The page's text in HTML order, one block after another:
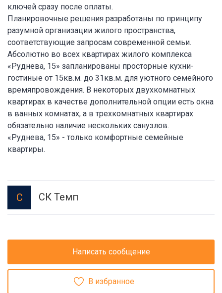
ключей сразу после оплаты.
Планировочные решения разработаны по принципу
разумной организации жилого пространства,
соответствующие запросам современной семьи.
Абсолютно во всех квартирах жилого комплекса
«Руднева, 15» запланированы просторные кухни-
гостиные от 15кв.м. до 31кв.м. для уютного семейного
времяпровождения. В некоторых двухкомнатных
квартирах в качестве дополнительной опции есть окна
в ванных комнатах, а в трехкомнатных квартирах
обязательно наличие нескольких санузлов.
«Руднева, 15» - только комфортные семейные
квартиры.
С СК Темп
Написать сообщение
В избранное